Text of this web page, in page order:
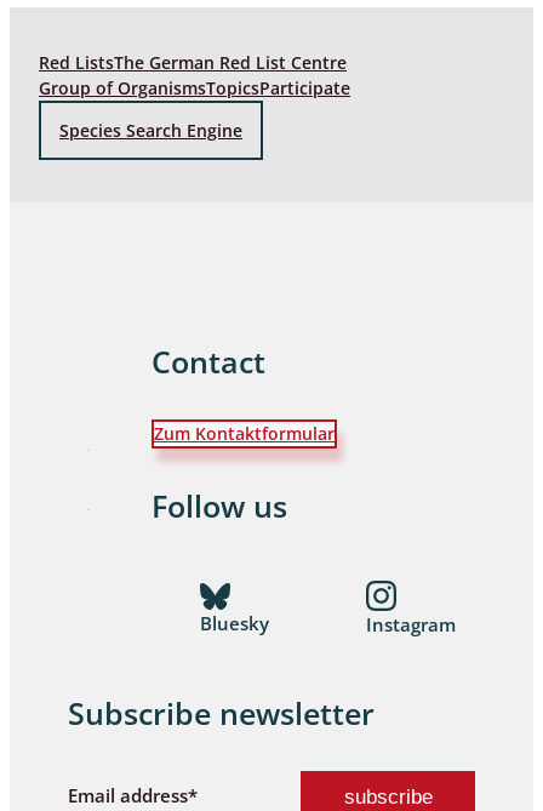
Red ListsThe German Red List Centre
Group of OrganismsTopicsParticipate
Species Search Engine
Contact
Zum Kontaktformular
Follow us
Bluesky Instagram
Subscribe newsletter
Email address*